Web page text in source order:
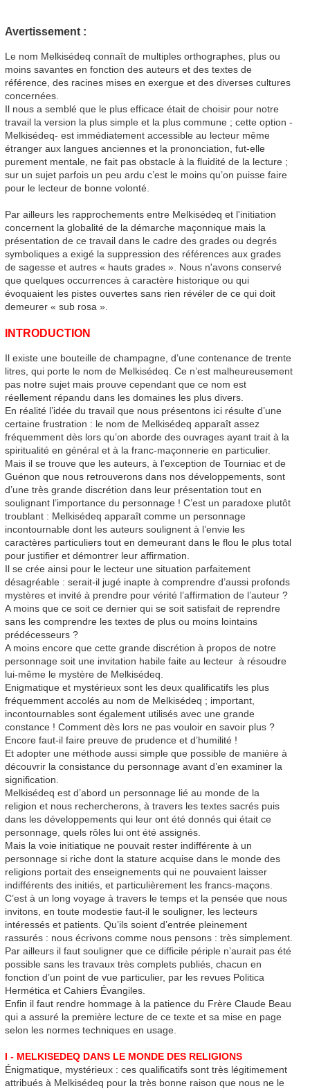
Avertissement :
Le nom Melkisédeq connaît de multiples orthographes, plus ou
moins savantes en fonction des auteurs et des textes de
référence, des racines mises en exergue et des diverses cultures
concernées.
Il nous a semblé que le plus efficace était de choisir pour notre
travail la version la plus simple et la plus commune ; cette option -
Melkisédeq- est immédiatement accessible au lecteur même
étranger aux langues anciennes et la prononciation, fut-elle
purement mentale, ne fait pas obstacle à la fluidité de la lecture ;
sur un sujet parfois un peu ardu c’est le moins qu’on puisse faire
pour le lecteur de bonne volonté.
Par ailleurs les rapprochements entre Melkisédeq et l'initiation
concernent la globalité de la démarche maçonnique mais la
présentation de ce travail dans le cadre des grades ou degrés
symboliques a exigé la suppression des références aux grades
de sagesse et autres « hauts grades ». Nous n'avons conservé
que quelques occurrences à caractère historique ou qui
évoquaient les pistes ouvertes sans rien révéler de ce qui doit
demeurer « sub rosa ».
INTRODUCTION
Il existe une bouteille de champagne, d’une contenance de trente
litres, qui porte le nom de Melkisédeq. Ce n’est malheureusement
pas notre sujet mais prouve cependant que ce nom est
réellement répandu dans les domaines les plus divers.
En réalité l’idée du travail que nous présentons ici résulte d’une
certaine frustration : le nom de Melkisédeq apparaît assez
fréquemment dès lors qu’on aborde des ouvrages ayant trait à la
spiritualité en général et à la franc-maçonnerie en particulier.
Mais il se trouve que les auteurs, à l’exception de Tourniac et de
Guénon que nous retrouverons dans nos développements, sont
d’une très grande discrétion dans leur présentation tout en
soulignant l’importance du personnage ! C’est un paradoxe plutôt
troublant : Melkisédeq apparaît comme un personnage
incontournable dont les auteurs soulignent à l’envie les
caractères particuliers tout en demeurant dans le flou le plus total
pour justifier et démontrer leur affirmation.
Il se crée ainsi pour le lecteur une situation parfaitement
désagréable : serait-il jugé inapte à comprendre d’aussi profonds
mystères et invité à prendre pour vérité l’affirmation de l’auteur ?
A moins que ce soit ce dernier qui se soit satisfait de reprendre
sans les comprendre les textes de plus ou moins lointains
prédécesseurs ?
A moins encore que cette grande discrétion à propos de notre
personnage soit une invitation habile faite au lecteur à résoudre
lui-même le mystère de Melkisédeq.
Enigmatique et mystérieux sont les deux qualificatifs les plus
fréquemment accolés au nom de Melkisédeq ; important,
incontournables sont également utilisés avec une grande
constance ! Comment dès lors ne pas vouloir en savoir plus ?
Encore faut-il faire preuve de prudence et d’humilité !
Et adopter une méthode aussi simple que possible de manière à
découvrir la consistance du personnage avant d’en examiner la
signification.
Melkisédeq est d’abord un personnage lié au monde de la
religion et nous rechercherons, à travers les textes sacrés puis
dans les développements qui leur ont été donnés qui était ce
personnage, quels rôles lui ont été assignés.
Mais la voie initiatique ne pouvait rester indifférente à un
personnage si riche dont la stature acquise dans le monde des
religions portait des enseignements qui ne pouvaient laisser
indifférents des initiés, et particulièrement les francs-maçons.
C’est à un long voyage à travers le temps et la pensée que nous
invitons, en toute modestie faut-il le souligner, les lecteurs
intéressés et patients. Qu’ils soient d’entrée pleinement
rassurés : nous écrivons comme nous pensons : très simplement.
Par ailleurs il faut souligner que ce difficile périple n’aurait pas été
possible sans les travaux très complets publiés, chacun en
fonction d’un point de vue particulier, par les revues Politica
Hermética et Cahiers Évangiles.
Enfin il faut rendre hommage à la patience du Frère Claude Beau
qui a assuré la première lecture de ce texte et sa mise en page
selon les normes techniques en usage.
I - MELKISEDEQ DANS LE MONDE DES RELIGIONS
Énigmatique, mystérieux : ces qualificatifs sont très légitimement
attribués à Melkisédeq pour la très bonne raison que nous ne le